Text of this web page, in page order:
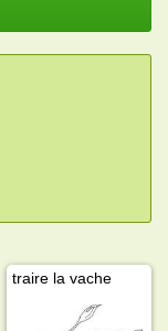
traire la vache